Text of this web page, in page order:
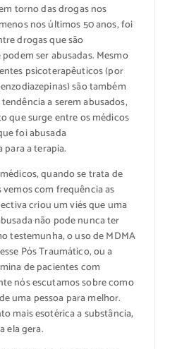
torno das drogas nos
nos últimos 50 anos, foi
drogas que são
ser abusadas. Mesmo
psicoterapêuticos (por
são também
a serem abusados,
que surge entre os médicos
foi abusada
a terapia.
quando se trata de
com frequência as
criou um viés que uma
não pode nunca ter
testemunha, o uso de MDMA
Pós Traumático, ou a
de pacientes com
nós escutamos sobre como
uma pessoa para melhor.
mais esotérica a substância,
ela gera.